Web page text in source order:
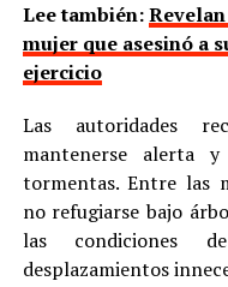
Lee también:
mujer que asesinó a
ejercicio
Las autoridades
mantenerse alerta
tormentas. Entre las
no refugiarse bajo
las condiciones
desplazamientos